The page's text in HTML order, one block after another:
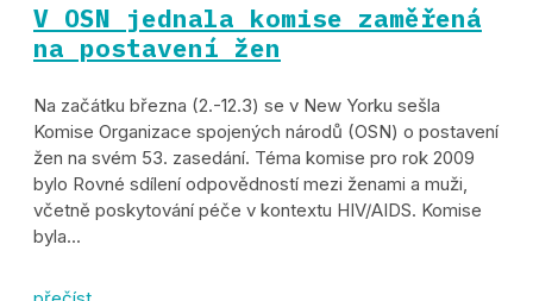
V OSN jednala komise zaměřená
na postavení žen
Na začátku března (2.-12.3) se v New Yorku sešla
Komise Organizace spojených národů (OSN) o postavení
žen na svém 53. zasedání. Téma komise pro rok 2009
bylo Rovné sdílení odpovědností mezi ženami a muži,
včetně poskytování péče v kontextu HIV/AIDS. Komise
byla...